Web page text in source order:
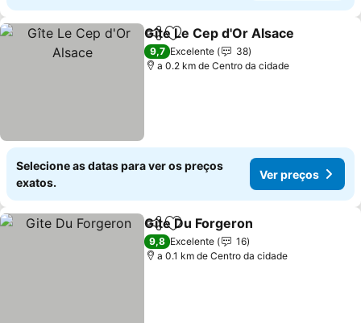
PartilharAdicionar aos favoritos
Gîte Le Cep d'Or Alsace
9,7 Excelente
38
a 0.2 km de Centro da cidade
Selecione as datas para ver os preços
exatos.
Ver preços
PartilharAdicionar aos favoritos
Gite Du Forgeron
9,8 Excelente
16
a 0.1 km de Centro da cidade